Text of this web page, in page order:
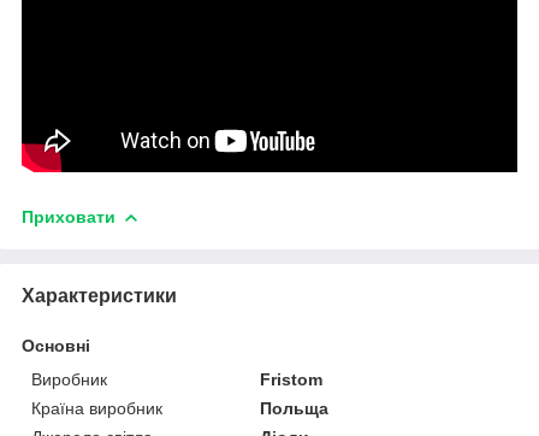
Приховати
Характеристики
Основні
Виробник
Fristom
Країна виробник
Польща